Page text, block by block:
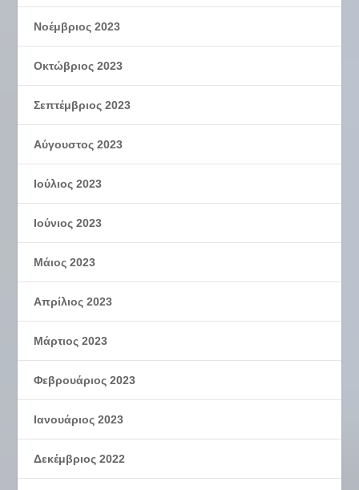
Νοέμβριος 2023
Οκτώβριος 2023
Σεπτέμβριος 2023
Αύγουστος 2023
Ιούλιος 2023
Ιούνιος 2023
Μάιος 2023
Απρίλιος 2023
Μάρτιος 2023
Φεβρουάριος 2023
Ιανουάριος 2023
Δεκέμβριος 2022